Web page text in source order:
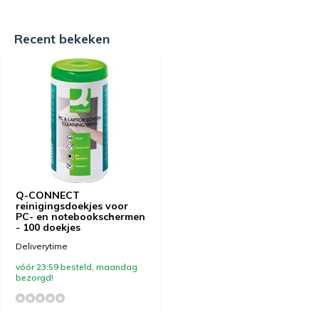
Recent bekeken
Q-CONNECT
reinigingsdoekjes voor
PC- en notebookschermen
- 100 doekjes
Deliverytime
vóór 23:59 besteld, maandag
bezorgd!